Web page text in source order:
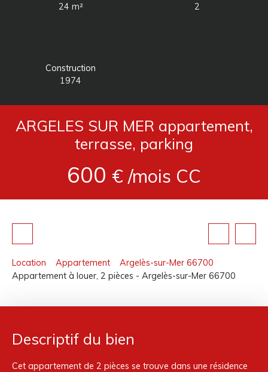
24 m²
2
Construction
1974
ARGELES SUR MER appartement,
terrasse, parking
600 € /mois CC
Location Appartement
Argelès-sur-Mer 66700
Appartement à louer, 2 pièces - Argelès-sur-Mer 66700
Descriptif du bien
Cet appartement de 2 pièces se trouve dans une résidence